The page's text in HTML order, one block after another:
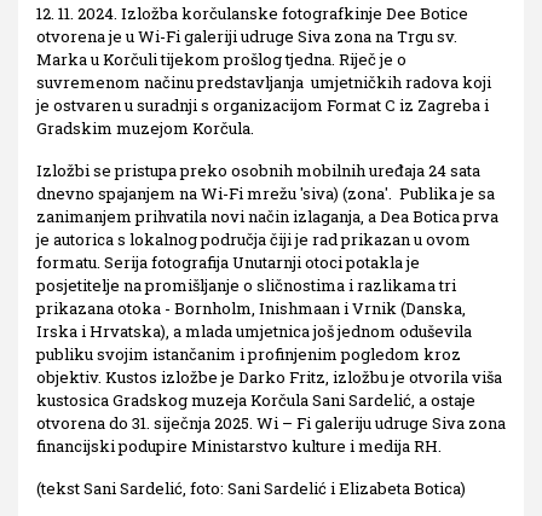
12. 11. 2024. Izložba korčulanske fotografkinje Dee Botice
otvorena je u Wi-Fi galeriji udruge Siva zona na Trgu sv.
Marka u Korčuli tijekom prošlog tjedna. Riječ je o
suvremenom načinu predstavljanja umjetničkih radova koji
je ostvaren u suradnji s organizacijom Format C iz Zagreba i
Gradskim muzejom Korčula.
Izložbi se pristupa preko osobnih mobilnih uređaja 24 sata
dnevno spajanjem na Wi-Fi mrežu 'siva) (zona'. Publika je sa
zanimanjem prihvatila novi način izlaganja, a Dea Botica prva
je autorica s lokalnog područja čiji je rad prikazan u ovom
formatu. Serija fotografija Unutarnji otoci potakla je
posjetitelje na promišljanje o sličnostima i razlikama tri
prikazana otoka - Bornholm, Inishmaan i Vrnik (Danska,
Irska i Hrvatska), a mlada umjetnica još jednom oduševila
publiku svojim istančanim i profinjenim pogledom kroz
objektiv. Kustos izložbe je Darko Fritz, izložbu je otvorila viša
kustosica Gradskog muzeja Korčula Sani Sardelić, a ostaje
otvorena do 31. siječnja 2025. Wi – Fi galeriju udruge Siva zona
financijski podupire Ministarstvo kulture i medija RH.
(tekst Sani Sardelić, foto: Sani Sardelić i Elizabeta Botica)